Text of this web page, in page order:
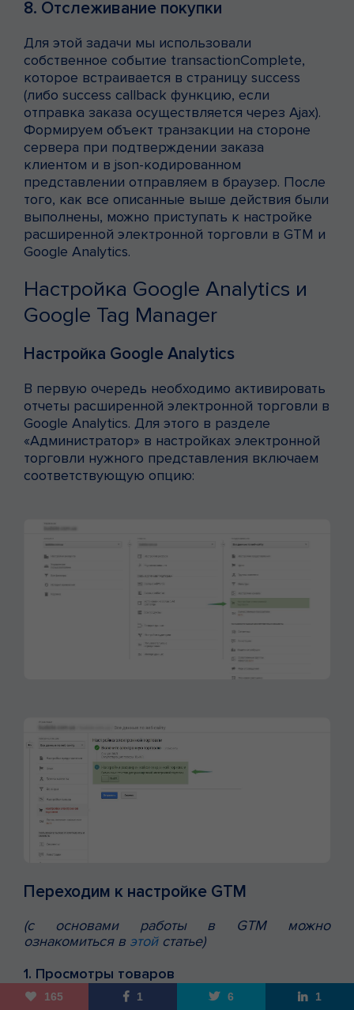
165 1 6 1
8. Отслеживание покупки
Для этой задачи мы использовали
собственное событие transactionComplete,
которое встраивается в страницу success
(либо success callback функцию, если
отправка заказа осуществляется через Ajax).
Формируем объект транзакции на стороне
сервера при подтверждении заказа
клиентом и в json-кодированном
представлении отправляем в браузер. После
того, как все описанные выше действия были
выполнены, можно приступать к настройке
расширенной электронной торговли в GTM и
Google Analytics.
Настройка Google Analytics и
Google Tag Manager
Настройка Google Analytics
В первую очередь необходимо активировать
отчеты расширенной электронной торговли в
Google Analytics. Для этого в разделе
«Администратор» в настройках электронной
торговли нужного представления включаем
соответствующую опцию:
Переходим к настройке GTM
(с основами работы в GTM можно
ознакомиться в этойстатье)
1. Просмотры товаров